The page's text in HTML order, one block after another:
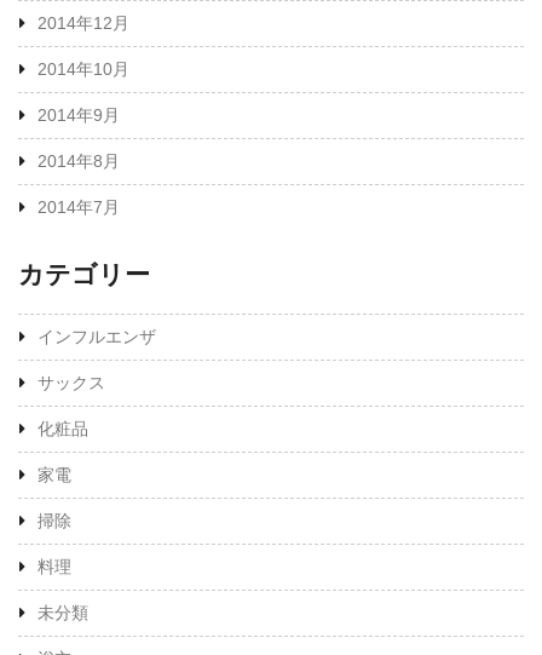
2014年12月
2014年10月
2014年9月
2014年8月
2014年7月
カテゴリー
インフルエンザ
サックス
化粧品
家電
掃除
料理
未分類